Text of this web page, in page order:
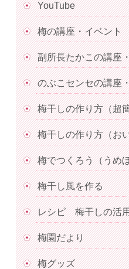
YouTube
梅の講座・イベント
副所長たかこの講座
のぶこセンセの講座
梅干しの作り方（超
梅干しの作り方（お
梅でつくろう（うめ
梅干し風を作る
レシピ 梅干しの活
梅園だより
梅グッズ